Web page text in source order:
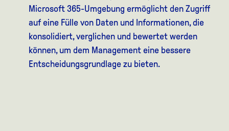
Microsoft 365-Umgebung ermöglicht den Zugriff
auf eine Fülle von Daten und Informationen, die
konsolidiert, verglichen und bewertet werden
können, um dem Management eine bessere
Entscheidungsgrundlage zu bieten.